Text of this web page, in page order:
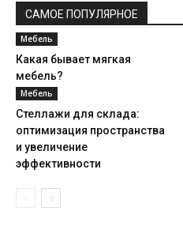
САМОЕ ПОПУЛЯРНОЕ
Мебель
Какая бывает мягкая
мебель?
Мебель
Стеллажи для склада:
оптимизация пространства
и увеличение
эффективности